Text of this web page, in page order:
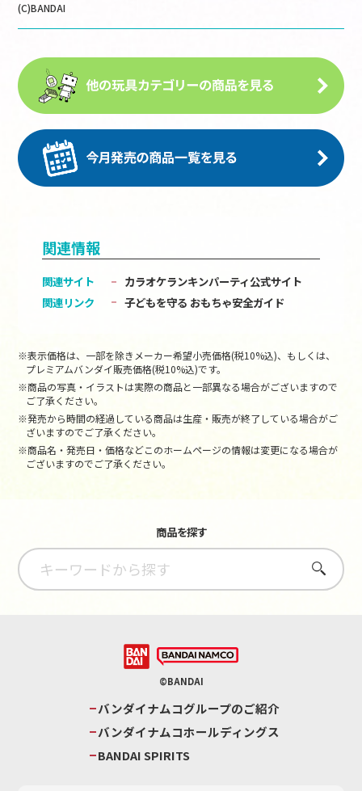
(C)BANDAI
関連情報
関連サイト
カラオケランキンパーティ公式サイト
関連リンク
子どもを守る おもちゃ安全ガイド
※表示価格は、一部を除きメーカー希望小売価格(税10%込)、もしくは、
プレミアムバンダイ販売価格(税10%込)です。
※商品の写真・イラストは実際の商品と一部異なる場合がございますので
ご了承ください。
※発売から時間の経過している商品は生産・販売が終了している場合がご
ざいますのでご了承ください。
※商品名・発売日・価格などこのホームページの情報は変更になる場合が
ございますのでご了承ください。
商品を探す
さがす
©BANDAI
バンダイナムコグループのご紹介
バンダイナムコホールディングス
BANDAI SPIRITS